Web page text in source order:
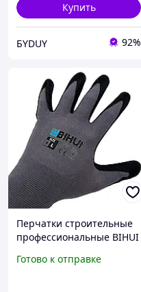
Купить
БYDUY 92%
Перчатки строительные
профессиональные BIHUI
Готово к отправке